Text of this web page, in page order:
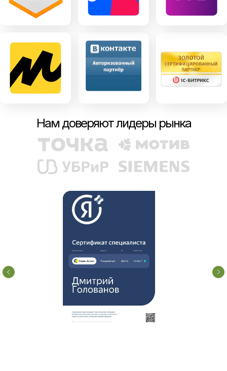
Нам доверяют лидеры рынка